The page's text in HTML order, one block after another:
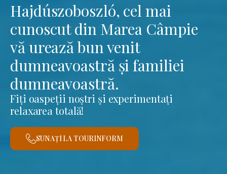
Hajdúszoboszló, cel mai
cunoscut din Marea Câmpie
vă urează bun venit
dumneavoastră și familiei
dumneavoastră.
Fiți oaspeții noștri și experimentați
relaxarea totală!
SUNAȚI LA TOURINFORM